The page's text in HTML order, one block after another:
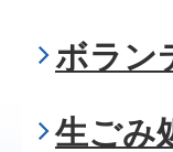
ボラン
生ごみ